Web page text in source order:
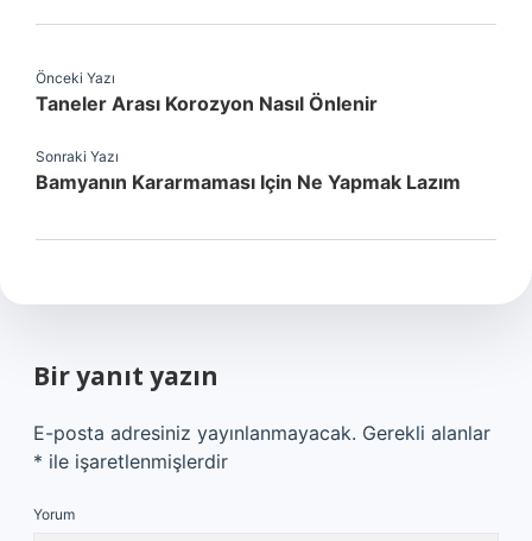
Önceki Yazı
Taneler Arası Korozyon Nasıl Önlenir
Sonraki Yazı
Bamyanın Kararmaması Için Ne Yapmak Lazım
Bir yanıt yazın
E-posta adresiniz yayınlanmayacak. Gerekli alanlar
* ile işaretlenmişlerdir
Yorum